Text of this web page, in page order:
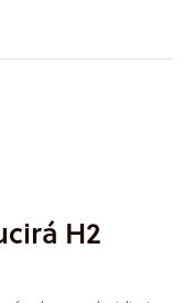
H2